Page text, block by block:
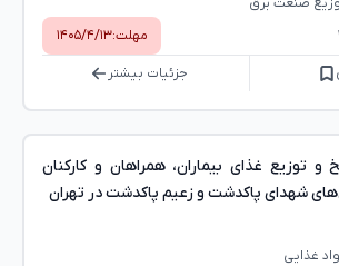
مهلت:۱۴۰۵/۴/۱۳
جزئیات بیشتر
و توزیع غذای بیماران، همراهان و کارکنان
شهدای پاکدشت و زعیم پاکدشت در تهران
غذایی